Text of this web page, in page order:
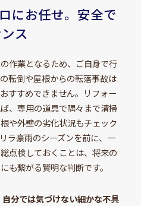
にお任せ。安全で
ス
作業となるため、ご自身で行
転倒や屋根からの転落事故は
すすめできません。リフォー
、専用の道具で隅々まで清掃
や外壁の劣化状況もチェック
ラ豪雨のシーズンを前に、一
点検しておくことは、将来の
も繋がる賢明な判断です。
分では気づけない細かな不具